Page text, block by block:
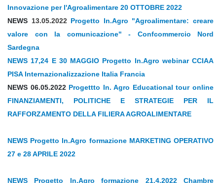
Innovazione per l'Agroalimentare 20 OTTOBRE 2022
NEWS 13.05.2022 Progetto In.Agro "Agroalimentare: creare
valore con la comunicazione" - Confcommercio Nord
Sardegna
NEWS 17,24 E 30 MAGGIO Progetto In.Agro webinar CCIAA
PISA Internazionalizzazione Italia Francia
NEWS 06.05.2022 Progettto In. Agro Educational tour online
FINANZIAMENTI, POLITICHE E STRATEGIE PER IL
RAFFORZAMENTO DELLA FILIERA AGROALIMENTARE
NEWS Progetto In.Agro formazione MARKETING OPERATIVO
27 e 28 APRILE 2022
NEWS Progetto In.Agro formazione 21.4.2022 Chambre